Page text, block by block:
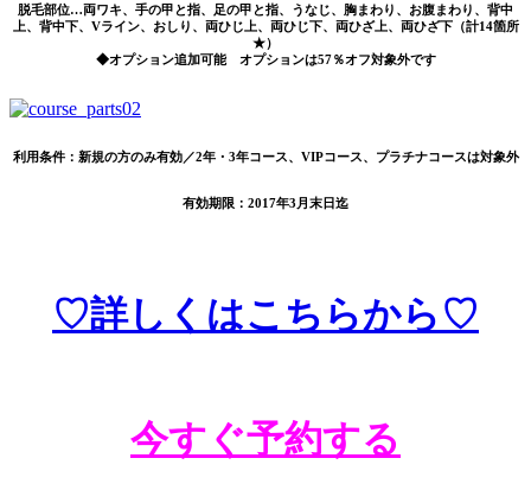
脱毛部位…両ワキ、手の甲と指、足の甲と指、うなじ、胸まわり、お腹まわり、背中
上、背中下、Vライン、おしり、両ひじ上、両ひじ下、両ひざ上、両ひざ下（計14箇所
★）
◆オプション追加可能 オプションは57％オフ対象外です
利用条件：新規の方のみ有効／2年・3年コース、VIPコース、プラチナコースは対象外
有効期限：2017年3月末日迄
♡詳しくはこちらから♡
今すぐ予約する